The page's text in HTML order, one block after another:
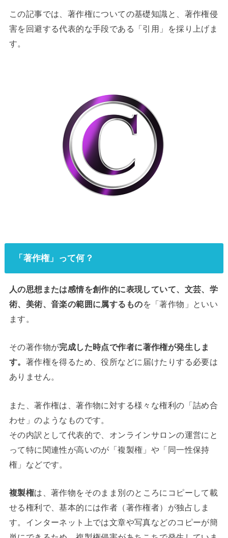
この記事では、著作権についての基礎知識と、著作権侵
害を回避する代表的な手段である「引用」を採り上げま
す。
「著作権」って何？
人の思想または感情を創作的に表現していて、文芸、学
術、美術、音楽の範囲に属するものを「著作物」といい
ます。
その著作物が完成した時点で作者に著作権が発生しま
す。 著作権を得るため、役所などに届けたりする必要は
ありません。
また、著作権は、著作物に対する様々な権利の「詰め合
わせ」のようなものです。
その内訳として代表的で、オンラインサロンの運営にと
って特に関連性が高いのが「複製権」や「同一性保持
権」などです。
複製権は、著作物をそのまま別のところにコピーして載
せる権利で、基本的には作者（著作権者）が独占しま
す。インターネット上では文章や写真などのコピーが簡